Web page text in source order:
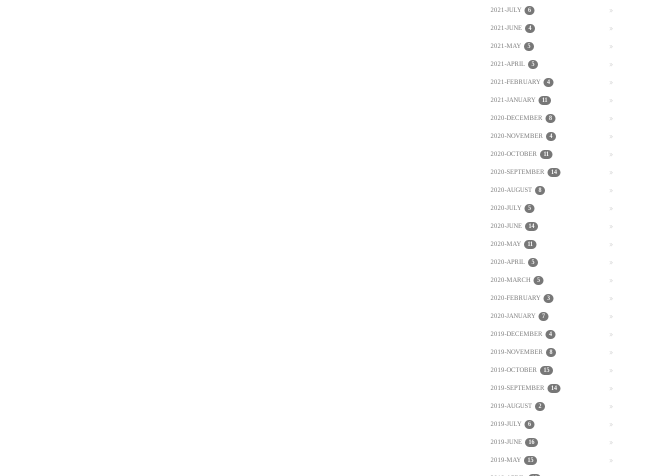
2021-JULY 6
2021-JUNE 4
2021-MAY 5
2021-APRIL 5
2021-FEBRUARY 4
2021-JANUARY 11
2020-DECEMBER 8
2020-NOVEMBER 4
2020-OCTOBER 11
2020-SEPTEMBER 14
2020-AUGUST 8
2020-JULY 5
2020-JUNE 14
2020-MAY 11
2020-APRIL 5
2020-MARCH 5
2020-FEBRUARY 3
2020-JANUARY 7
2019-DECEMBER 4
2019-NOVEMBER 8
2019-OCTOBER 15
2019-SEPTEMBER 14
2019-AUGUST 2
2019-JULY 6
2019-JUNE 16
2019-MAY 15